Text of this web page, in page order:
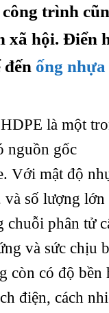
trình
xã hội. Điển
đến ống
là một
nguồn gốc
Với mật độ
số lượng lớn
chuỗi phân tử
và sức chịu
còn có độ bền
điện, cách